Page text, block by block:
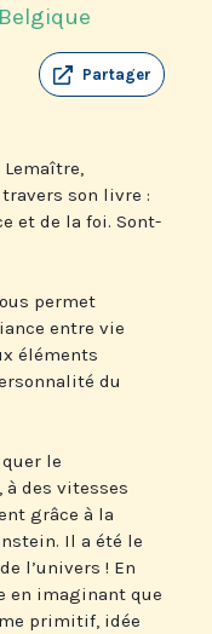
Partager
Lemaître,
son livre :
et de la foi. Sont-
permet
entre vie
éléments
du
le
à des vitesses
grâce à la
Il a été le
l’univers ! En
en imaginant que
primitif, idée